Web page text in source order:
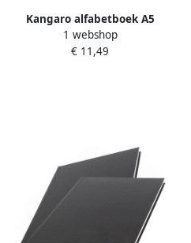
Kangaro alfabetboek A5
linnen papier zwart 208
vellen
1 webshop
€ 11,49